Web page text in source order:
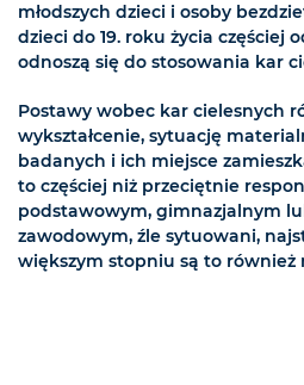
młodszych dzieci i osoby
dzieci do 19. roku życia częściej
odnoszą się do stosowania kar
Postawy wobec kar cielesnych
wykształcenie, sytuację
badanych i ich miejsce
to częściej niż przeciętnie
podstawowym, gimnazjalnym
zawodowym, źle sytuowani,
większym stopniu są to również